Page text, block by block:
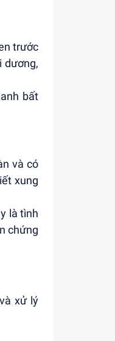
trước
dương,
bất
và có
xung
là tình
chứng
xử lý